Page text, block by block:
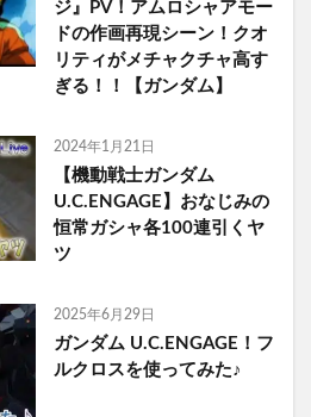
ジ』PV！アムロシャアモー
ドの作画再現シーン！クオ
リティがメチャクチャ高す
ぎる！！【ガンダム】
2024年1月21日
【機動戦士ガンダム
U.C.ENGAGE】おなじみの
恒常ガシャ各100連引くヤ
ツ
2025年6月29日
ガンダム U.C.ENGAGE！フ
ルクロスを使ってみた♪